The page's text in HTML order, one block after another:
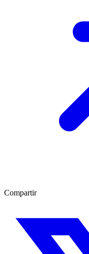
Compartir